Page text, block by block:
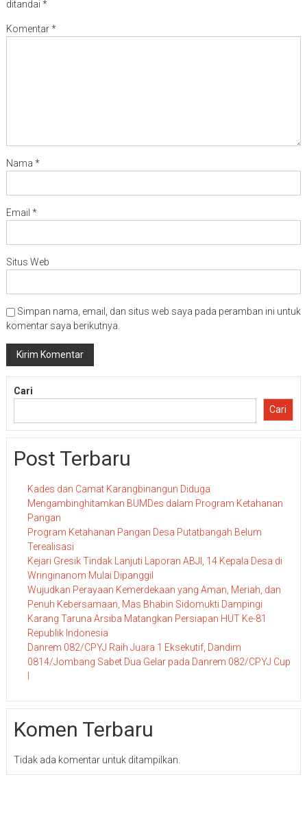
ditandai *
Komentar*
Nama *
Email *
Situs Web
Simpan nama, email, dan situs web saya pada peramban ini untuk
komentar saya berikutnya.
Cari
Cari
Post Terbaru
Kades dan Camat Karangbinangun Diduga
Mengambinghitamkan BUMDes dalam Program Ketahanan
Pangan
Program Ketahanan Pangan Desa Putatbangah Belum
Terealisasi
Kejari Gresik Tindak Lanjuti Laporan ABJI, 14 Kepala Desa di
Wringinanom Mulai Dipanggil
Wujudkan Perayaan Kemerdekaan yang Aman, Meriah, dan
Penuh Kebersamaan, Mas Bhabin Sidomukti Dampingi
Karang Taruna Arsiba Matangkan Persiapan HUT Ke-81
Republik Indonesia
Danrem 082/CPYJ Raih Juara 1 Eksekutif, Dandim
0814/Jombang Sabet Dua Gelar pada Danrem 082/CPYJ Cup
Komen Terbaru
Tidak ada komentar untuk ditampilkan.